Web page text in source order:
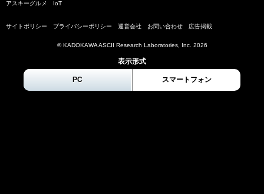
アスキーグルメ IoT
サイトポリシー プライバシーポリシー 運営会社 お問い合わせ 広告掲載
© KADOKAWA ASCII Research Laboratories, Inc. 2026
表示形式
PC スマートフォン